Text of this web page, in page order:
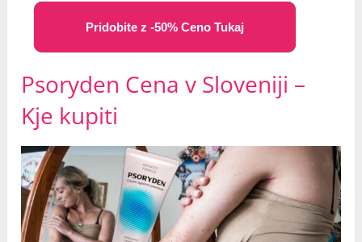
Pridobite z -50% Ceno Tukaj
Psoryden Cena v Sloveniji –
Kje kupiti